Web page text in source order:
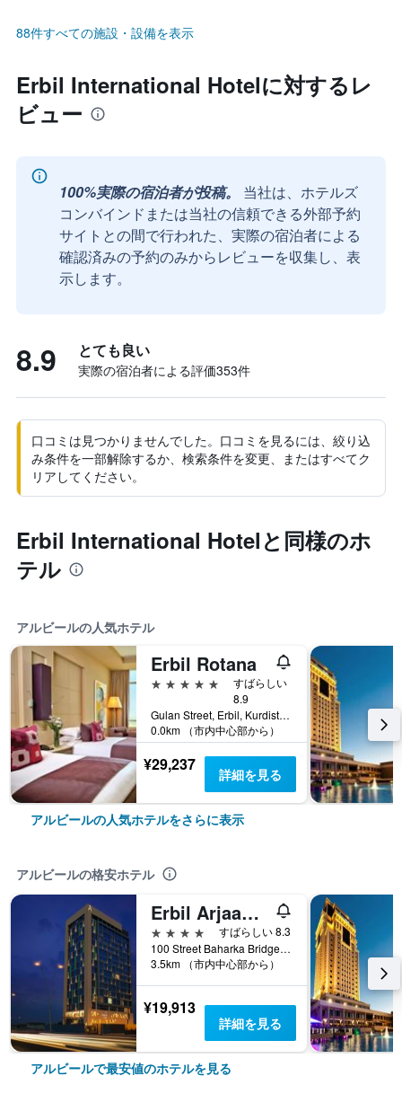
88件すべての施設・設備を表示
Erbil International Hotelに対するレ
ビュー
100%実際の宿泊者が投稿。
当社は、ホテルズ
コンバインドまたは当社の信頼できる外部予約
サイトとの間で行われた、実際の宿泊者による
確認済みの予約のみからレビューを収集し、表
示します。
8.9 とても良い
実際の宿泊者による評価353​件
口コミは見つかりませんでした。口コミを見るには、絞り込
み条件を一部解除するか、検索条件を変更、またはすべてク
リアしてください。
Erbil International Hotelと同様のホ
テル
アルビールの人気ホテル
Erbil Rotana
5つ星
すばらしい
8.9
Gulan Street, Erbil, Kurdistan, アルビール, イラク
0.0km （市内中心部から）
¥29,237 詳細を見る
アルビールの人気ホテルをさらに表示
アルビールの格安ホテル
Erbil Arjaan by Rotana
4つ星
すばらしい 8.3
100 Street Baharka Bridge Intersection, アルビール, イラク
3.5km （市内中心部から）
¥19,913
詳細を見る
アルビールで最安値のホテルを見る